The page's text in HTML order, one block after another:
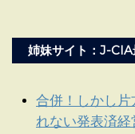
姉妹サイト：J-
合併！しかし
れない発表済経